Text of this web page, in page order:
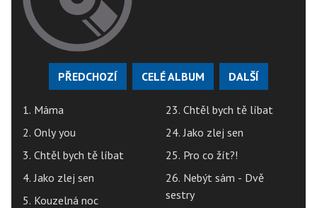
PŘEDCHOZÍ CELÉ ALBUM DALŠÍ
1. Máma
2. Only you
3. Chtěl bych tě líbat
4. Jako zlej sen
5. Kouzelná noc
23. Chtěl bych tě líbat
24. Jako zlej sen
25. Pro co žít?!
26. Nebýt sám - Dvě
sestry